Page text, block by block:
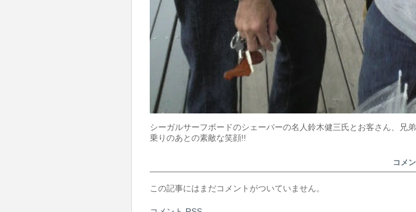
シーガルサーフボードのシェーバーの名人鈴木健三氏とお客さん、兄
乗りのあとの素敵な笑顔!!
コメ
この記事にはまだコメントがついていません。